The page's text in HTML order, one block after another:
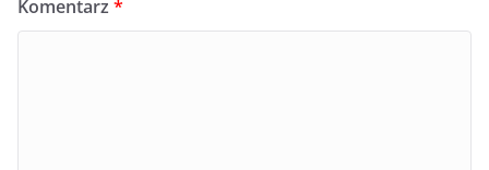
Komentarz *